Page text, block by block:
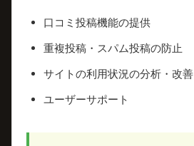
口コミ投稿機能の提供
重複投稿・スパム投稿の防止
サイトの利用状況の分析・改善
ユーザーサポート